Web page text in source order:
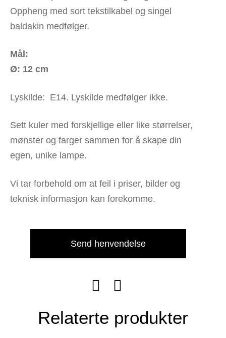
Oppheng med sort tekstilkabel og singel
baldakin medfølger.
Mål:
Ø: 12 cm
Lyskilde: E14. Lyskilde medfølger ikke.
Sett kuler med forskjellige eller like størrelser,
mønster og farger sammen for å skape din
egen, unike lampe.
Vi tar forbehold om at feil i priser, bilder og
teknisk informasjon kan forekomme.
Send henvendelse
Relaterte produkter